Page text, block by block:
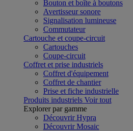
Bouton et boîte à boutons
Avertisseur sonore
Signalisation lumineuse
Commutateur
Cartouche et coupe-circuit
Cartouches
Coupe-circuit
Coffret et prise industriels
Coffret d'équipement
Coffret de chantier
Prise et fiche industrielle
Produits industriels Voir tout
Explorer par gamme
Découvrir Hypra
Découvrir Mosaic